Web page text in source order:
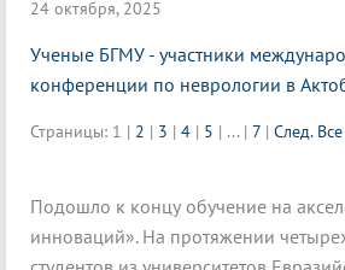
24 октября, 2025
Ученые БГМУ - участники
конференции по неврологии в
Страницы: 1 | 2 | 3 | 4 | 5 | ... | 7 | След. Все
Подошло к концу обучение на
инноваций». На протяжении